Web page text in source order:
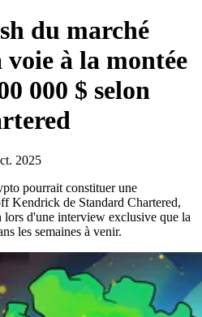
du marché
à la montée
000 $ selon
2025
pourrait constituer une
Kendrick de Standard Chartered,
d'une interview exclusive que la
les semaines à venir.